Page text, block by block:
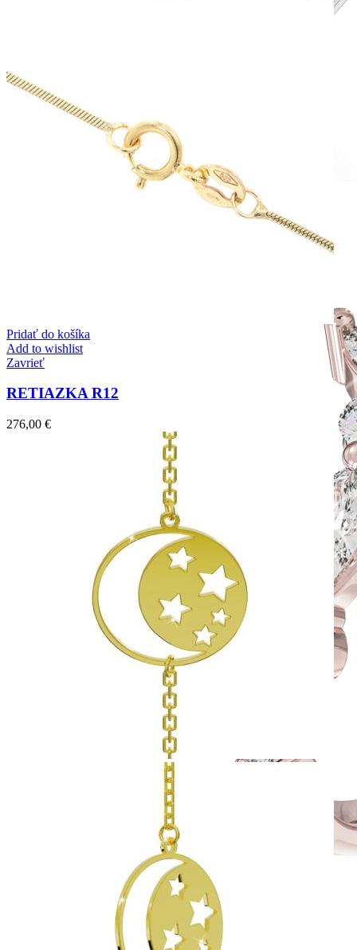
Pridať do košíka
Add to wishlist
Zavrieť
RETIAZKA R12
276,00 €